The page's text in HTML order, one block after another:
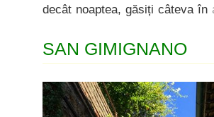
decât noaptea, găsiți câteva în
SAN GIMIGNANO